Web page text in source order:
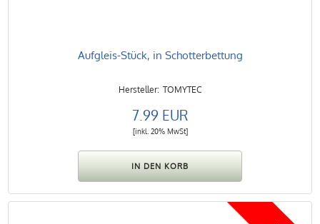
Aufgleis-Stück, in Schotterbettung
TOMYTEC
7.99 EUR
[inkl. 20% MwSt]